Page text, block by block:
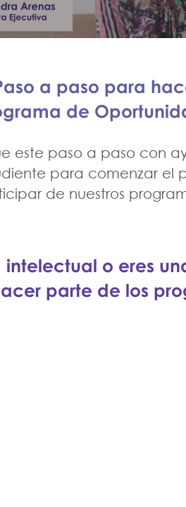
a paso para
de
este paso a paso con
para comenzar el
de nuestros
o eres
parte de los